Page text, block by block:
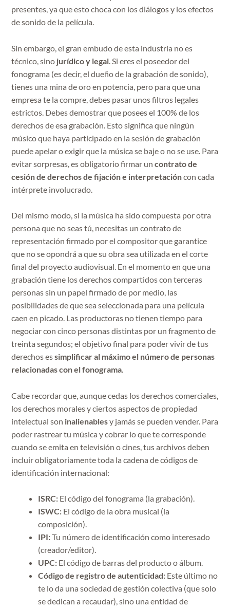
presentes, ya que esto choca con los diálogos y los efectos
de sonido de la película.
Sin embargo, el gran embudo de esta industria no es
técnico, sino jurídico y legal . Si eres el poseedor del
fonograma (es decir, el dueño de la grabación de sonido),
tienes una mina de oro en potencia, pero para que una
empresa te la compre, debes pasar unos filtros legales
estrictos. Debes demostrar que posees el 100% de los
derechos de esa grabación. Esto significa que ningún
músico que haya participado en la sesión de grabación
puede apelar o exigir que la música se baje o no se use. Para
evitar sorpresas, es obligatorio firmar uncontrato de
cesión de derechos de fijación e interpretacióncon cada
intérprete involucrado.
Del mismo modo, si la música ha sido compuesta por otra
persona que no seas tú, necesitas un contrato de
representación firmado por el compositor que garantice
que no se opondrá a que su obra sea utilizada en el corte
final del proyecto audiovisual. En el momento en que una
grabación tiene los derechos compartidos con terceras
personas sin un papel firmado de por medio, las
posibilidades de que sea seleccionada para una película
caen en picado. Las productoras no tienen tiempo para
negociar con cinco personas distintas por un fragmento de
treinta segundos; el objetivo final para poder vivir de tus
derechos essimplificar al máximo el número de personas
relacionadas con el fonograma.
Cabe recordar que, aunque cedas los derechos comerciales,
los derechos morales y ciertos aspectos de propiedad
intelectual son inalienablesy jamás se pueden vender. Para
poder rastrear tu música y cobrar lo que te corresponde
cuando se emita en televisión o cines, tus archivos deben
incluir obligatoriamente toda la cadena de códigos de
identificación internacional:
ISRC:El código del fonograma (la grabación).
ISWC:El código de la obra musical (la
composición).
IPI:Tu número de identificación como interesado
(creador/editor).
UPC:El código de barras del producto o álbum.
Código de registro de autenticidad:Este último no
te lo da una sociedad de gestión colectiva (que solo
se dedican a recaudar), sino una entidad de